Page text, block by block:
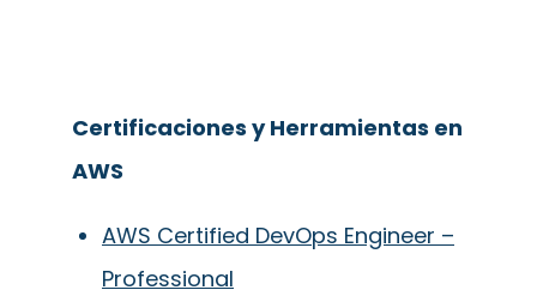
Certificaciones y Herramientas en
AWS
AWS Certified DevOps Engineer –
Professional